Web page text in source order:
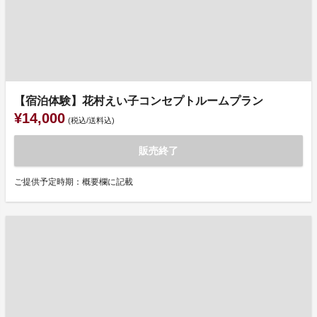
【宿泊体験】花村えい子コンセプトルームプラン
¥14,000 (税込/送料込)
販売終了
ご提供予定時期：概要欄に記載